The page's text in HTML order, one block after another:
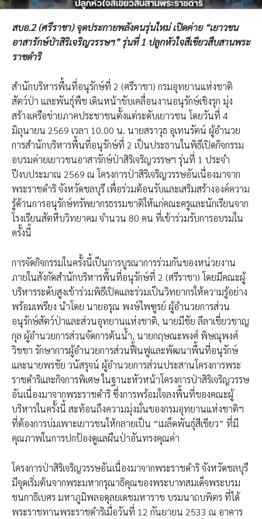
สบอ.2 (ศรีราชา) จุดประกายพลังคนรุ่นใหม่ เปิดค่าย “เยาวชน
อาสารักษ์ป่าสิริเจริญวรรษฯ” รุ่นที่ 1 ปลูกหัวใจสีเขียวสืบสานพระ
ราชดำริ
สำนักบริหารพื้นที่อนุรักษ์ที่ 2 (ศรีราชา) กรมอุทยานแห่งชาติ
สัตว์ป่า และพันธุ์พืช เดินหน้าขับเคลื่อนงานอนุรักษ์เชิงรุก มุ่ง
สร้างเครือข่ายภาคประชาชนตั้งแต่ระดับเยาวชน โดยวันที่ 4
มิถุนายน 2569 เวลา 10.00 น. นายสราวุธ อุเทนรัตน์ ผู้อำนวย
การสำนักบริหารพื้นที่อนุรักษ์ที่ 2 เป็นประธานในพิธีเปิดกิจกรรม
อบรมค่ายเยาวชนอาสารักษ์ป่าสิริเจริญวรรษฯ รุ่นที่ 1 ประจำ
ปีงบประมาณ 2569 ณ โครงการป่าสิริเจริญวรรษอันเนื่องมาจาก
พระราชดำริ จังหวัดชลบุรี เพื่อร่วมต้อนรับและเสริมสร้างองค์ความ
รู้ด้านการอนุรักษ์ทรัพยากรธรรมชาติให้แก่คณะครูและนักเรียนจาก
โรงเรียนสัตหีบวิทยาคม จำนวน 80 คน ที่เข้าร่วมรับการอบรมใน
ครั้งนี้
การจัดกิจกรรมในครั้งนี้เป็นการบูรณาการร่วมกันของหน่วยงาน
ภายในสังกัดสำนักบริหารพื้นที่อนุรักษ์ที่ 2 (ศรีราชา) โดยมีคณะผู้
บริหารระดับสูงเข้าร่วมพิธีเปิดและร่วมเป็นวิทยากรให้ความรู้อย่าง
พร้อมเพรียง นำโดย นายอรุณ พงษ์ไพฑูรย์ ผู้อำนวยการส่วน
อนุรักษ์สัตว์ป่าและส่วนอุทยานแห่งชาติ, นายมีชัย ลีลาเชี่ยวชาญ
กุล ผู้อำนวยการส่วนจัดการต้นน้ำ, นายกฤษณะพงศ์ พิษณุพงศ์
วิชชา รักษาการผู้อำนวยการส่วนฟื้นฟูและพัฒนาพื้นที่อนุรักษ์
และนายพรชัย วนัสรุจน์ ผู้อำนวยการส่วนประสานโครงการพระ
ราชดำริและกิจการพิเศษ ในฐานะหัวหน้าโครงการป่าสิริเจริญวรรษ
อันเนื่องมาจากพระราชดำริ ซึ่งการพร้อมใจลงพื้นที่ของคณะผู้
บริหารในครั้งนี้ สะท้อนถึงความมุ่งมั่นของกรมอุทยานแห่งชาติฯ
ที่ต้องการบ่มเพาะเยาวชนให้กลายเป็น “เมล็ดพันธุ์สีเขียว” ที่มี
คุณภาพในการปกป้องดูแลผืนป่าอันทรงคุณค่า
โครงการป่าสิริเจริญวรรษอันเนื่องมาจากพระราชดำริ จังหวัดชลบุรี
มีจุดเริ่มต้นจากพระมหากรุณาธิคุณของพระบาทสมเด็จพระบรม
ชนกาธิเบศร มหาภูมิพลอดุลยเดชมหาราช บรมนาถบพิตร ที่ได้
พระราชทานพระราชดำริเมื่อวันที่ 12 กันยายน 2533 ณ อาคาร